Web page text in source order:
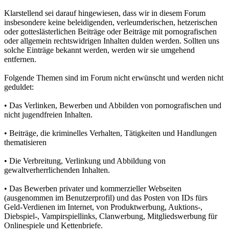
Klarstellend sei darauf hingewiesen, dass wir in diesem Forum
insbesondere keine beleidigenden, verleumderischen, hetzerischen
oder gotteslästerlichen Beiträge oder Beiträge mit pornografischen
oder allgemein rechtswidrigen Inhalten dulden werden. Sollten uns
solche Einträge bekannt werden, werden wir sie umgehend
entfernen.
Folgende Themen sind im Forum nicht erwünscht und werden nicht
geduldet:
• Das Verlinken, Bewerben und Abbilden von pornografischen und
nicht jugendfreien Inhalten.
• Beiträge, die kriminelles Verhalten, Tätigkeiten und Handlungen
thematisieren
• Die Verbreitung, Verlinkung und Abbildung von
gewaltverherrlichenden Inhalten.
• Das Bewerben privater und kommerzieller Webseiten
(ausgenommen im Benutzerprofil) und das Posten von IDs fürs
Geld-Verdienen im Internet, von Produktwerbung, Auktions-,
Diebspiel-, Vampirspiellinks, Clanwerbung, Mitgliedswerbung für
Onlinespiele und Kettenbriefe.